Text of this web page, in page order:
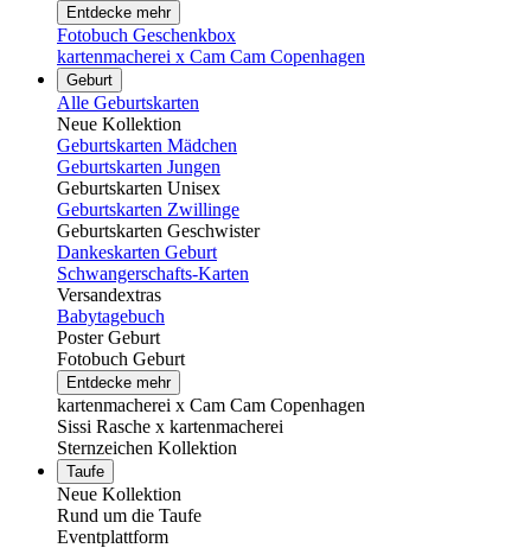
Entdecke mehr
Fotobuch Geschenkbox
kartenmacherei x Cam Cam Copenhagen
Geburt
Alle Geburtskarten
Neue Kollektion
Geburtskarten Mädchen
Geburtskarten Jungen
Geburtskarten Unisex
Geburtskarten Zwillinge
Geburtskarten Geschwister
Dankeskarten Geburt
Schwangerschafts-Karten
Versandextras
Babytagebuch
Poster Geburt
Fotobuch Geburt
Entdecke mehr
kartenmacherei x Cam Cam Copenhagen
Sissi Rasche x kartenmacherei
Sternzeichen Kollektion
Taufe
Neue Kollektion
Rund um die Taufe
Eventplattform